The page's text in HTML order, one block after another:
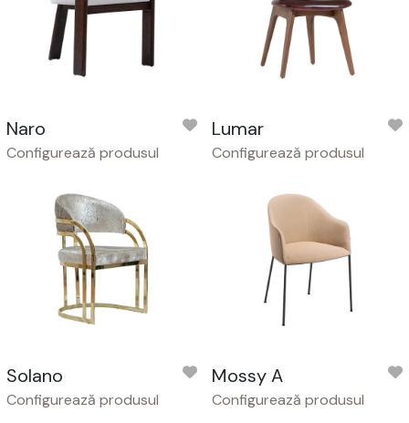
Naro
Configurează produsul
Lumar
Configurează produsul
Solano
Configurează produsul
Mossy A
Configurează produsul